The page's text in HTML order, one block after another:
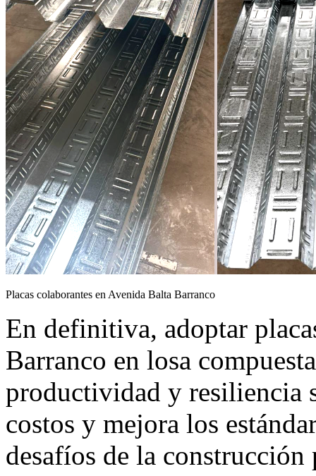
Placas colaborantes en Avenida Balta Barranco
En definitiva, adoptar
Barranco en losa
productividad y resiliencia
costos y mejora los
desafíos de la